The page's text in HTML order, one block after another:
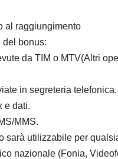
al raggiungimento
del bonus:
da TIM o MTV(Altri
in segreteria telefonica.
e dati.
MMS.
sarà utilizzabile per
nazionale (Fonia,